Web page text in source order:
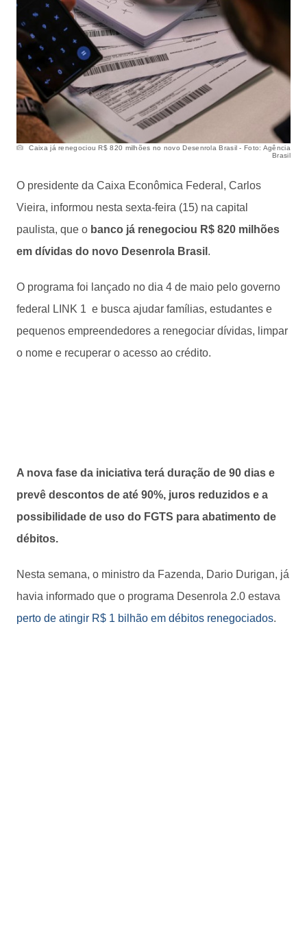
Caixa já renegociou R$ 820 milhões no novo Desenrola Brasil - Foto: Agência
Brasil
O presidente da Caixa Econômica Federal, Carlos
Vieira, informou nesta sexta-feira (15) na capital
paulista, que o banco já renegociou R$ 820 milhões
em dívidas do novo Desenrola Brasil .
O programa foi lançado no dia 4 de maio pelo governo
federal LINK 1 e busca ajudar famílias, estudantes e
pequenos empreendedores a renegociar dívidas, limpar
o nome e recuperar o acesso ao crédito.
A nova fase da iniciativa terá duração de 90 dias e
prevê descontos de até 90%, juros reduzidos e a
possibilidade de uso do FGTS para abatimento de
débitos.
Nesta semana, o ministro da Fazenda, Dario Durigan, já
havia informado que o programa Desenrola 2.0 estava
perto de atingir R$ 1 bilhão em débitos renegociados.